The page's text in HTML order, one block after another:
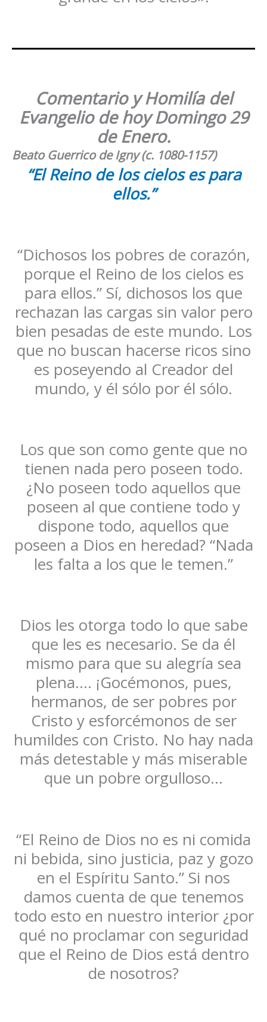
Comentario y Homilía del
Evangelio de hoy Domingo29
de Enero.
Beato Guerrico de Igny (c. 1080-1157)
“El Reino de los cielos es para
ellos.”
“Dichosos los pobres de corazón,
porque el Reino de los cielos es
para ellos.” Sí, dichosos los que
rechazan las cargas sin valor pero
bien pesadas de este mundo. Los
que no buscan hacerse ricos sino
es poseyendo al Creador del
mundo, y él sólo por él sólo.
Los que son como gente que no
tienen nada pero poseen todo.
¿No poseen todo aquellos que
poseen al que contiene todo y
dispone todo, aquellos que
poseen a Dios en heredad? “Nada
les falta a los que le temen.”
Dios les otorga todo lo que sabe
que les es necesario. Se da él
mismo para que su alegría sea
plena…. ¡Gocémonos, pues,
hermanos, de ser pobres por
Cristo y esforcémonos de ser
humildes con Cristo. No hay nada
más detestable y más miserable
que un pobre orgulloso…
“El Reino de Dios no es ni comida
ni bebida, sino justicia, paz y gozo
en el Espíritu Santo.” Si nos
damos cuenta de que tenemos
todo esto en nuestro interior ¿por
qué no proclamar con seguridad
que el Reino de Dios está dentro
de nosotros?